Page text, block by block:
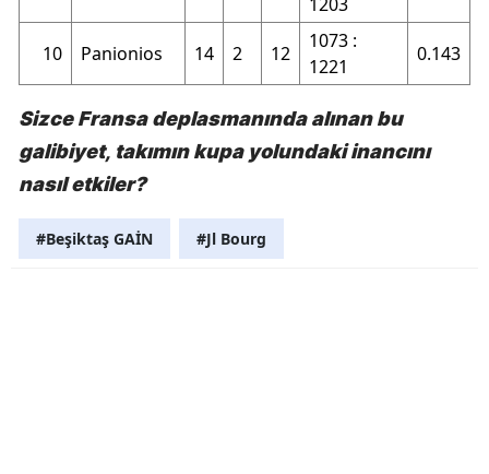
10 Panionios 14 2 12
1073 :
1221
0.143
Sizce Fransa deplasmanında alınan bu
galibiyet, takımın kupa yolundaki inancını
nasıl etkiler?
#Beşiktaş GAİN #Jl Bourg